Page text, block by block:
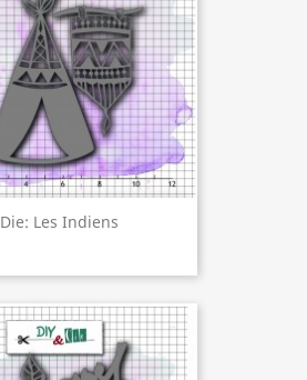
Die: Les Indiens